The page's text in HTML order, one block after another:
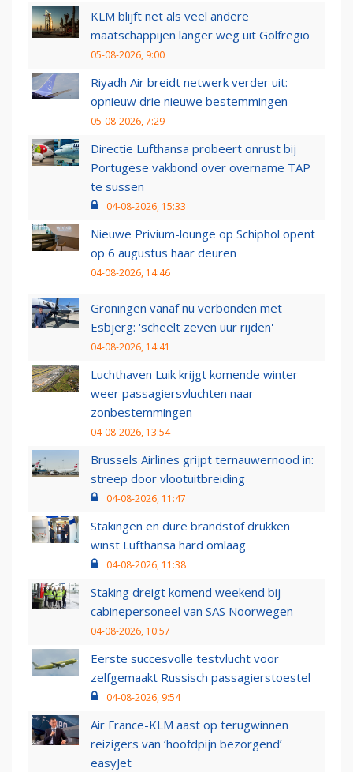
KLM blijft net als veel andere
maatschappijen langer weg uit Golfregio
05-08-2026, 9:00
Riyadh Air breidt netwerk verder uit:
opnieuw drie nieuwe bestemmingen
05-08-2026, 7:29
Directie Lufthansa probeert onrust bij
Portugese vakbond over overname TAP
te sussen
04-08-2026, 15:33
Nieuwe Privium-lounge op Schiphol opent
op 6 augustus haar deuren
04-08-2026, 14:46
Groningen vanaf nu verbonden met
Esbjerg: 'scheelt zeven uur rijden'
04-08-2026, 14:41
Luchthaven Luik krijgt komende winter
weer passagiersvluchten naar
zonbestemmingen
04-08-2026, 13:54
Brussels Airlines grijpt ternauwernood in:
streep door vlootuitbreiding
04-08-2026, 11:47
Stakingen en dure brandstof drukken
winst Lufthansa hard omlaag
04-08-2026, 11:38
Staking dreigt komend weekend bij
cabinepersoneel van SAS Noorwegen
04-08-2026, 10:57
Eerste succesvolle testvlucht voor
zelfgemaakt Russisch passagierstoestel
04-08-2026, 9:54
Air France-KLM aast op terugwinnen
reizigers van ‘hoofdpijn bezorgend’
easyJet